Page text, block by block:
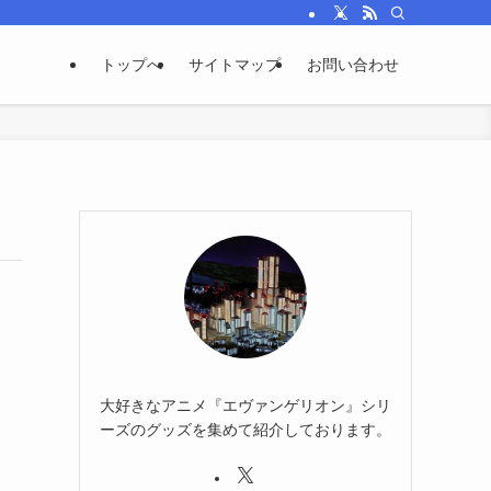
トップへ サイトマップ お問い合わせ
大好きなアニメ『エヴァンゲリオン』シリ
ーズのグッズを集めて紹介しております。